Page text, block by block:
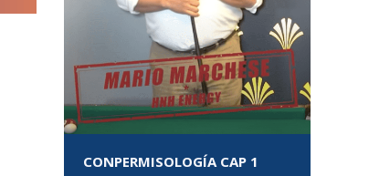
CONPERMISOLOGÍA CAP 1